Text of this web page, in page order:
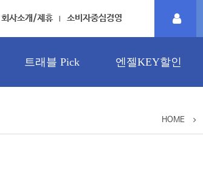
회사소개/제휴 소비자중심경영
트래블 Pick 엔젤KEY할인
HOME